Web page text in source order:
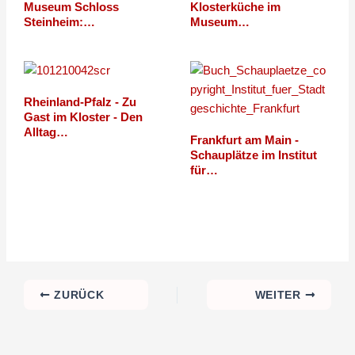
Museum Schloss
Steinheim:…
Klosterküche im
Museum…
Rheinland-Pfalz - Zu
Gast im Kloster - Den
Alltag…
Frankfurt am Main -
Schauplätze im Institut
für…
ZURÜCK WEITER